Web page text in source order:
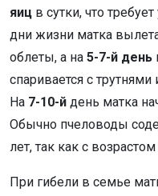
яиц в сутки, что
дни жизни матка
облеты, а на 5-7-й день
спаривается с
На 7-10-й день матка
Обычно пчеловоды
лет, так как с
При гибели в семье